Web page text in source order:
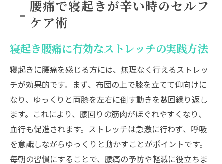
腰痛で寝起きが辛い時のセルフ
ケア術
寝起き腰痛に有効なストレッチの実践方法
寝起きに腰痛を感じる方には、無理なく行えるストレッ
チが効果的です。まず、布団の上で膝を立てて仰向けに
なり、ゆっくりと両膝を左右に倒す動きを数回繰り返し
ます。これにより、腰回りの筋肉がほぐれやすくなり、
血行も促進されます。ストレッチは急激に行わず、呼吸
を意識しながらゆっくりと動かすことがポイントです。
毎朝の習慣にすることで、腰痛の予防や軽減に役立ちま